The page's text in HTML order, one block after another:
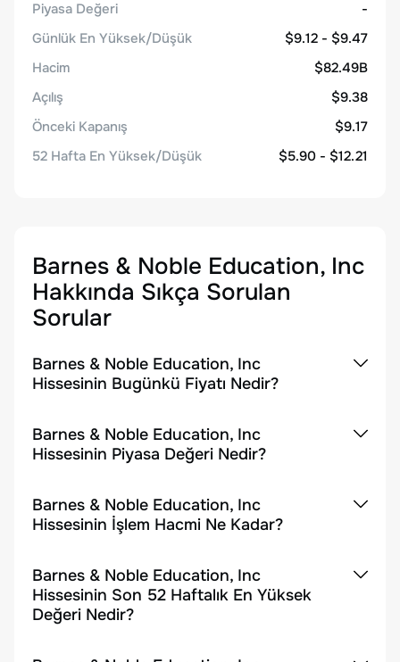
Piyasa Değeri
-
Günlük En Yüksek/Düşük
$9.12 - $9.47
Hacim
$82.49B
Açılış
$9.38
Önceki Kapanış
$9.17
52 Hafta En Yüksek/Düşük
$5.90 - $12.21
Barnes & Noble Education, Inc
Hakkında Sıkça Sorulan
Sorular
Barnes & Noble Education, Inc
Hissesinin Bugünkü Fiyatı Nedir?
Barnes & Noble Education, Inc
Hissesinin Piyasa Değeri Nedir?
Barnes & Noble Education, Inc
Hissesinin İşlem Hacmi Ne Kadar?
Barnes & Noble Education, Inc
Hissesinin Son 52 Haftalık En Yüksek
Değeri Nedir?